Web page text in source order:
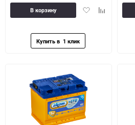
ДобавитьДобавить
В корзину